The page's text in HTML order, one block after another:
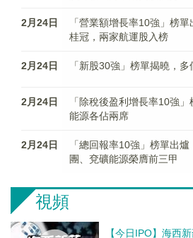
2月24日
「營業額增長率10強」榜
桂冠，兩家航運股入榜
2月24日 「新股30強」榜單揭曉，
2月24日
「除稅後盈利增長率10強
能源各佔兩席
2月24日
「總回報率10強」榜單出
團、兗礦能源榮膺前三甲
視頻
【今日IPO】海西